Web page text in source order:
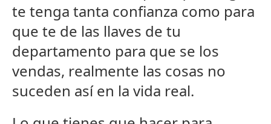
te tenga tanta confianza como para
que te de las llaves de tu
departamento para que se los
vendas, realmente las cosas no
suceden así en la vida real.